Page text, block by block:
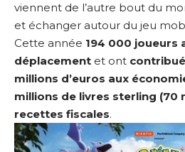
viennent de l’autre bout du
et échanger autour du jeu
Cette année 194 000 joueurs
déplacement et ont
millions d’euros aux
millions de livres sterling (70
recettes fiscales.